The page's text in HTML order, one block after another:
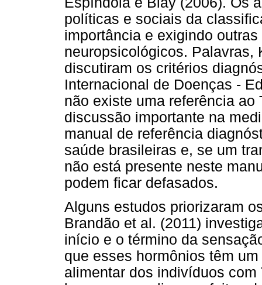
políticas e sociais da
importância e exigindo
neuropsicológicos. Palavras,
discutiram os critérios
Internacional de Doenças -
não existe uma referência ao
discussão importante na
manual de referência
saúde brasileiras e, se um
não está presente neste
podem ficar defasados.
Alguns estudos priorizaram
Brandão et al. (2011)
início e o término da
que esses hormônios têm
alimentar dos indivíduos